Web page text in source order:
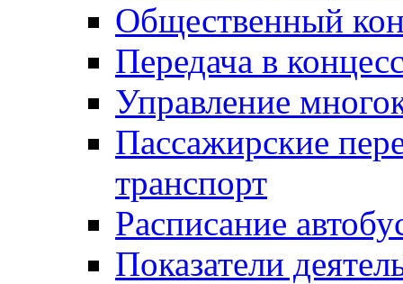
Общественный
Передача в
Управление
Пассажирские
транспорт
Расписание
Показатели